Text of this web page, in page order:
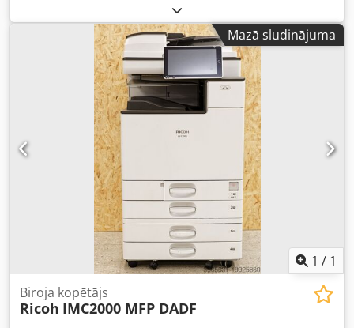
Mazā sludinājuma
1 / 1
Biroja kopētājs
Ricoh IMC2000 MFP DADF